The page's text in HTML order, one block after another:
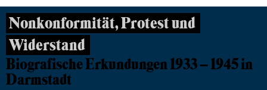
Nonkonformität, Protest und
Widerstand
Biografische Erkundungen 1933 – 1945 in
Darmstadt